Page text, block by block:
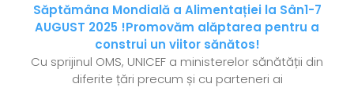
Săptămâna Mondială a Alimentației la Sân1-7
AUGUST 2025 !Promovăm alăptarea pentru a
construi un viitor sănătos!
Cu sprijinul OMS, UNICEF a ministerelor sănătății din
diferite țări precum și cu parteneri ai